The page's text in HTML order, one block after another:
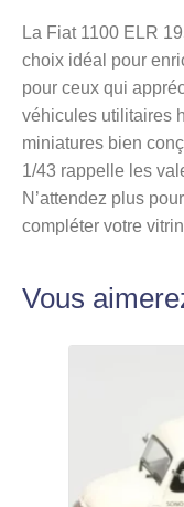
La Fiat 1100 ELR
choix idéal pour
pour ceux qui
véhicules utilitaires
miniatures bien
1/43 rappelle les
N’attendez plus
compléter votre
Vous